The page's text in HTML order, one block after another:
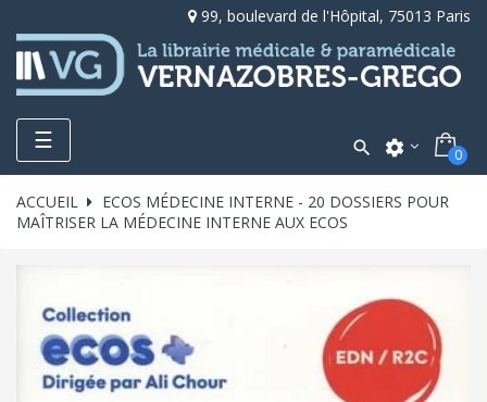
99, boulevard de l'Hôpital, 75013 Paris
Toggle
navigation
☰  settings 0
ACCUEIL
ECOS MÉDECINE INTERNE - 20 DOSSIERS POUR
MAÎTRISER LA MÉDECINE INTERNE AUX ECOS